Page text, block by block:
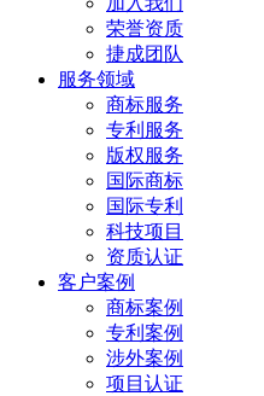
荣誉资质
捷成团队
服务领域
商标服务
专利服务
版权服务
国际商标
国际专利
科技项目
资质认证
客户案例
商标案例
专利案例
涉外案例
项目认证